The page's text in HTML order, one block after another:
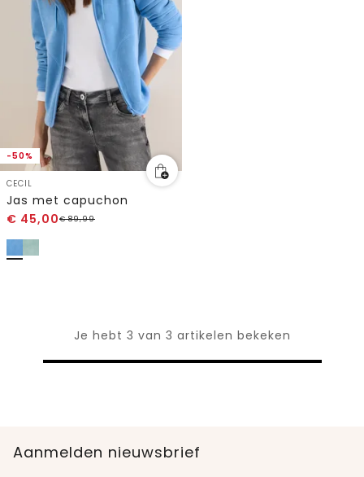
-50%
CECIL
Jas met capuchon
€ 45,00€89,99
Je hebt 3 van 3 artikelen bekeken
Aanmelden nieuwsbrief